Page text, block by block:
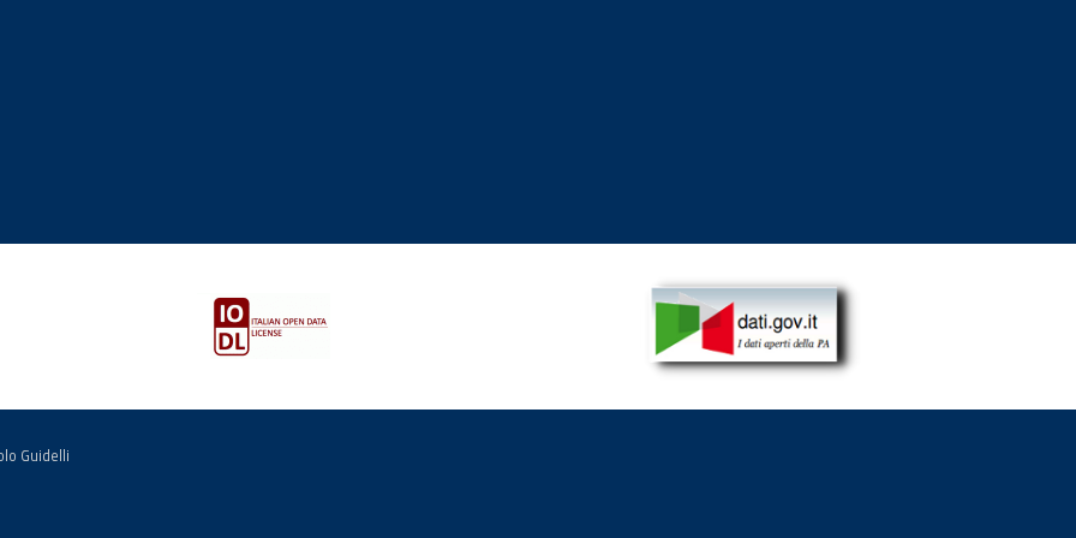
finestra Italian Open Data License v2.0 apre una nuova finestra
dati.gov.it - I dati aperti della pubblica
Guidelli